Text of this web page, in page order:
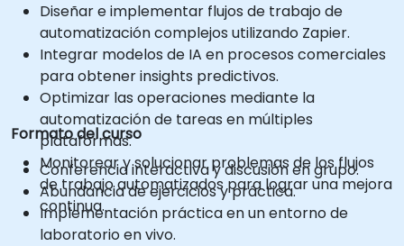
Diseñar e implementar flujos de trabajo de
automatización complejos utilizando Zapier.
Integrar modelos de IA en procesos comerciales
para obtener insights predictivos.
Optimizar las operaciones mediante la
automatización de tareas en múltiples
plataformas.
Monitorear y solucionar problemas de los flujos
de trabajo automatizados para lograr una mejora
continua.
Formato del curso
Conferencia interactiva y discusión en grupo.
Abundancia de ejercicios y práctica.
Implementación práctica en un entorno de
laboratorio en vivo.